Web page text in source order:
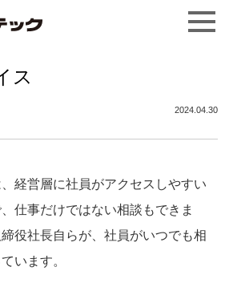
ス
2024.04.30
経営層に社員がアクセスしやすい
仕事だけではない相談もできま
役社長自らが、社員がいつでも相
います。